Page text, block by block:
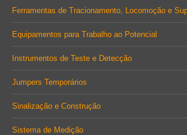
Ferramentas de Tracionamento, Locomoção e
Equipamentos para Trabalho ao Potencial
Instrumentos de Teste e Detecção
Jumpers Temporários
Sinalização e Construção
Sistema de Medição